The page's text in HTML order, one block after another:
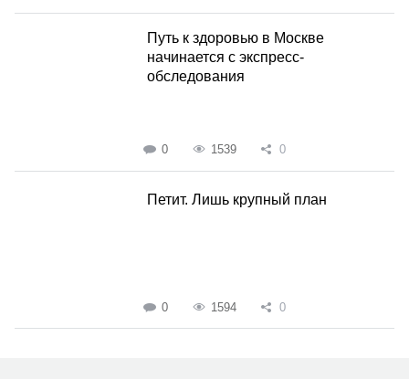
Путь к здоровью в Москве
начинается с экспресс-
обследования
0 1539 0
Петит. Лишь крупный план
0 1594 0